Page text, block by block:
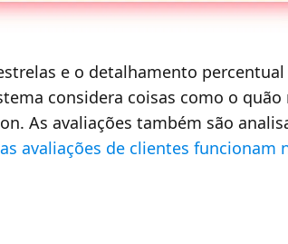
e o detalhamento
considera coisas como o
As avaliações também são
avaliações de clientes funcionam